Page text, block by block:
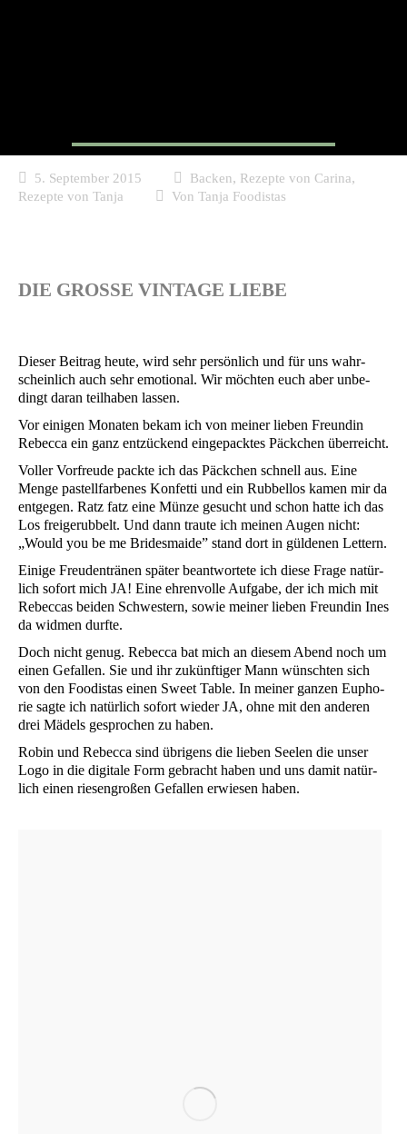
5. September 2015 Backen, Rezepte von Carina,
Rezepte von Tanja Von Tanja Foodistas
DIE GROSSE VINTAGE LIEBE
Die­ser Bei­trag heu­te, wird sehr per­sön­lich und für uns wahr­
schein­lich auch sehr emo­tio­nal. Wir möch­ten euch aber unbe­
dingt dar­an teil­ha­ben lassen.
Vor eini­gen Mona­ten bekam ich von mei­ner lie­ben Freun­din
Rebec­ca ein ganz ent­zü­ckend ein­ge­pack­tes Päck­chen überreicht.
Vol­ler Vor­freu­de pack­te ich das Päck­chen schnell aus. Eine
Men­ge pas­tell­far­be­nes Kon­fet­ti und ein Rub­bel­los kamen mir da
ent­ge­gen. Ratz fatz eine Mün­ze gesucht und schon hat­te ich das
Los frei­ge­rub­belt. Und dann trau­te ich mei­nen Augen nicht:
„Would you be me Bri­des­mai­de” stand dort in gül­de­nen Lettern.
Eini­ge Freu­den­trä­nen spä­ter beant­wor­te­te ich die­se Fra­ge natür­
lich sofort mich JA! Eine ehren­vol­le Auf­ga­be, der ich mich mit
Rebec­cas bei­den Schwes­tern, sowie mei­ner lie­ben Freun­din Ines
da wid­men durfte.
Doch nicht genug. Rebec­ca bat mich an die­sem Abend noch um
einen Gefal­len. Sie und ihr zukünf­ti­ger Mann wünsch­ten sich
von den Foo­di­stas einen Sweet Table. In mei­ner gan­zen Eupho­
rie sag­te ich natür­lich sofort wie­derJA, ohne mit den ande­ren
drei Mädels gespro­chen zu haben.
Robin und Rebec­ca sind übri­gens die lie­ben See­len die unser
Logo in die digi­ta­le Form gebracht haben und uns damit natür­
lich einen rie­sen­gro­ßen Gefal­len erwie­sen haben.